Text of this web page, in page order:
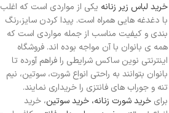
خرید لباس زیر زنانه یکی از مواردی است که اغلب
با دغدغه هایی همراه است. پیدا کردن سایز،رنگ
بندی و کیفیت مناسب از جمله مواردی است که
همه ی بانوان با آن مواجه بوده اند. فروشگاه
اینترنتی نوین ساکس شرایطی را فراهم آورده تا
بانوان بتوانند به راحتی انواع شورت، سوتین، نیم
تنه و جوراب های فانتزی را خریداری نمایند.
برای خرید شورت زنانه، خرید سوتین، خرید